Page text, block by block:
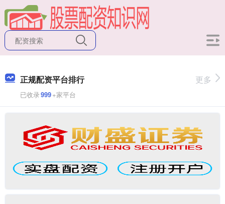
正规配资平台排行
已收录999+家平台
更多